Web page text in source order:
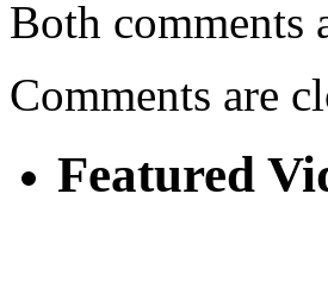
Both comments
Comments are
Featured